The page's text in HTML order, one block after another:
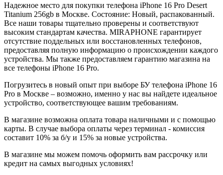
Надежное место для покупки телефона iPhone 16 Pro Desert
Titanium 256gb в Москве. Состояние: Новый, распакованный.
Все наши товары тщательно проверены и соответствуют
высоким стандартам качества. MIRAPHONE гарантирует
отсутствие поддельных или восстановленных телефонов,
предоставляя полную информацию о происхождении каждого
устройства. Мы также предоставляем гарантию магазина на
все телефоны iPhone 16 Pro.
Погрузитесь в новый опыт при выборе БУ телефона iPhone 16
Pro в Москве – возможно, именно у нас вы найдете идеальное
устройство, соответствующее вашим требованиям.
В магазине возможна оплата товара наличными и с помощью
карты. В случае выбора оплаты через терминал - комиссия
составит 10% за б/у и 15% за новые устройства.
В магазине мы можем помочь оформить вам рассрочку или
кредит на самых выгодных условиях!